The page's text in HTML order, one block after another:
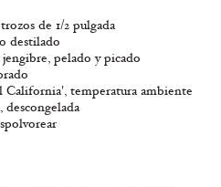
de 1/2 pulgada
destilado
jengibre, pelado y picado
California', temperatura ambiente
descongelada